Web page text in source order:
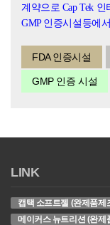
계약으로 Cap Tek
GMP 인증시설등에
FDA 인증시설
GMP 인증 시설
LINK
캡택 소프트젤 (완제품제
메이커스 뉴트리션 (완제